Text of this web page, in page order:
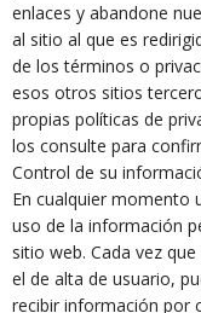
enlaces y abandone
al sitio al que es
de los términos o
esos otros sitios
propias políticas de
los consulte para
Control de su
En cualquier momento
uso de la información
sitio web. Cada vez
el de alta de usuario,
recibir información por